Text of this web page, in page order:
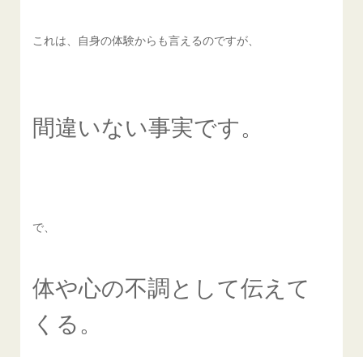
これは、自身の体験からも言えるのですが、
間違いない事実です。
で、
体や心の不調として伝えて
くる。